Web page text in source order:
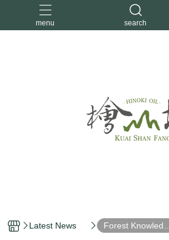
menu search
Latest News
Forest Knowledge
Center